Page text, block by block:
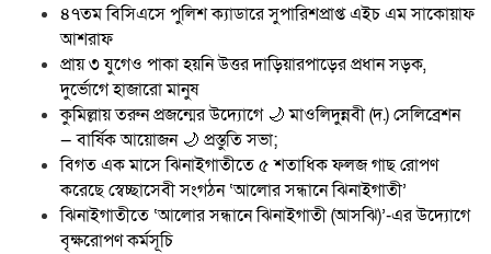
৪৭তম বিসিএসে পুলিশ ক্যাডারে সুপারিশপ্রাপ্ত এইচ এম সাকোয়াফ
আশরাফ
প্রায় ৩ যুগেও পাকা হয়নি উত্তর দাড়িয়ারপাড়ের প্রধান সড়ক,
দুর্ভোগে হাজারো মানুষ
কুমিল্লায় তরুন প্রজন্মের উদ্যোগে 🌙 মাওলিদুন্নবী (দ.) সেলিব্রেশন
— বার্ষিক আয়োজন 🌙 প্রস্তুতি সভা;
বিগত এক মাসে ঝিনাইগাতীতে ৫ শতাধিক ফলজ গাছ রোপণ
করেছে স্বেচ্ছাসেবী সংগঠন ‘আলোর সন্ধানে ঝিনাইগাতী’
ঝিনাইগাতীতে ‘আলোর সন্ধানে ঝিনাইগাতী (আসঝি)’-এর উদ্যোগে
বৃক্ষরোপণ কর্মসূচি